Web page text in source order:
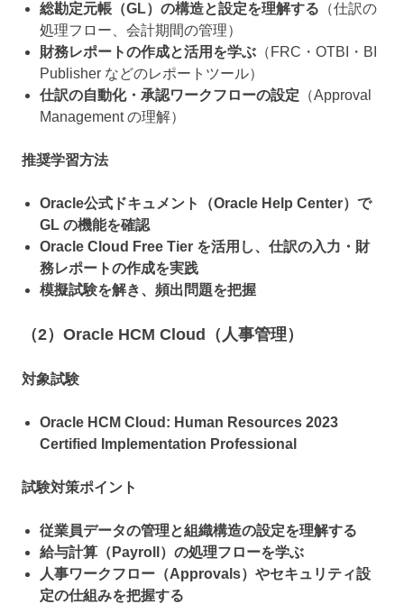
総勘定元帳（GL）の構造と設定を理解する （仕訳の
処理フロー、会計期間の管理）
財務レポートの作成と活用を学ぶ （FRC・OTBI・BI
Publisher などのレポートツール）
仕訳の自動化・承認ワークフローの設定 （Approval
Management の理解）
推奨学習方法
Oracle公式ドキュメント（Oracle Help Center）で
GL の機能を確認
Oracle Cloud Free Tier を活用し、仕訳の入力・財
務レポートの作成を実践
模擬試験を解き、頻出問題を把握
（2）Oracle HCM Cloud（人事管理）
対象試験
Oracle HCM Cloud: Human Resources 2023
Certified Implementation Professional
試験対策ポイント
従業員データの管理と組織構造の設定を理解する
給与計算（Payroll）の処理フローを学ぶ
人事ワークフロー（Approvals）やセキュリティ設
定の仕組みを把握する